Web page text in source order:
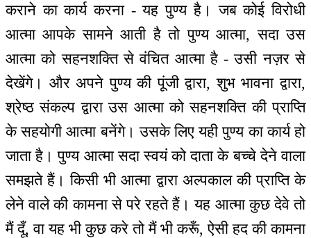
कराने का कार्य करना - यह पुण्य है। जब कोई विरोधी
आत्मा आपके सामने आती है तो पुण्य आत्मा, सदा उस
आत्मा को सहनशक्ति से वंचित आत्मा है - उसी नज़र से
देखेंगे। और अपने पुण्य की पूंजी द्वारा, शुभ भावना द्वारा,
श्रेष्ठ संकल्प द्वारा उस आत्मा को सहनशक्ति की प्राप्ति
के सहयोगी आत्मा बनेंगे। उसके लिए यही पुण्य का कार्य हो
जाता है। पुण्य आत्मा सदा स्वयं को दाता के बच्चे देने वाला
समझते हैं। किसी भी आत्मा द्वारा अल्पकाल की प्राप्ति के
लेने वाले की कामना से परे रहते हैं। यह आत्मा कुछ देवे तो
मैं दूँ, वा यह भी कुछ करे तो मैं भी करूँ, ऐसी हद की कामना